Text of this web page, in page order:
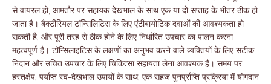
से वायरल हो, आमतौर पर सहायक देखभाल के साथ एक या दो सप्ताह के भीतर ठीक हो
जाता है। बैक्टीरियल टॉन्सिलिटिस के लिए एंटीबायोटिक दवाओं की आवश्यकता हो
सकती है, और पूरी तरह से ठीक होने के लिए निर्धारित उपचार का पालन करना
महत्वपूर्ण है। टॉन्सिलाइटिस के लक्षणों का अनुभव करने वाले व्यक्तियों के लिए सटीक
निदान और उचित उपचार के लिए चिकित्सा सहायता लेना आवश्यक है। समय पर
हस्तक्षेप, पर्याप्त स्व-देखभाल उपायों के साथ, एक सहज पुनर्प्राप्ति प्रक्रिया में योगदान